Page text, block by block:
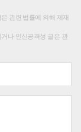
관련 법률에 의해 제재
나 인신공격성 글은 관